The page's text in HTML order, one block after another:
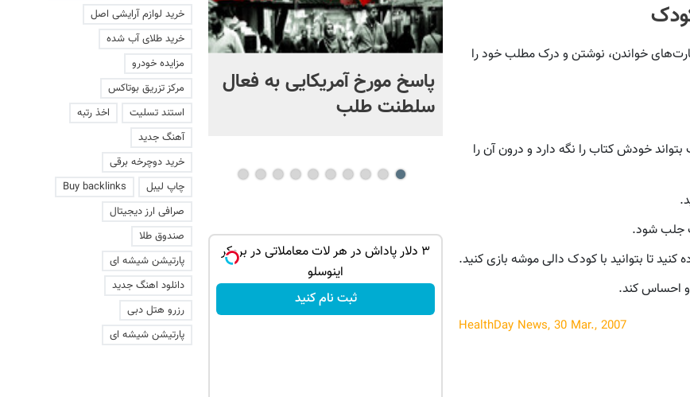
خواندن، نوشتن و درک مطلب خود را
خودش کتاب را نگه دارد و درون آن را
جلب شود.
کنید تا بتوانید با کودک دالی موشه بازی کنید.
و احساس کند.
HealthDay News, 30 Mar., 2007
پاسخ مورخ آمریکایی به فعال
سلطنت طلب
با دوچرخه به مترو بروید
جای این پک تقویت موی جلبک توی حمومت
خالیه!45%تخفیف
۳ دلار پاداش در هر لات معاملاتی در بروکر
اینوسلو
ثبت نام کنید
خرید لوازم آرایشی اصل
خرید طلای آب شده
مزایده خودرو
مرکز تزریق بوتاکس
استند تسلیت
اخذ رتبه
آهنگ جدید
خرید دوچرخه برقی
چاپ لیبل
Buy backlinks
صرافی ارز دیجیتال
صندوق طلا
پارتیشن شیشه ای
دانلود اهنگ جدید
رزرو هتل دبی
پارتیشن شیشه ای